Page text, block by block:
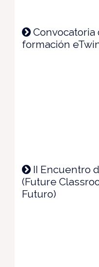
formación
II Encuentro
(Future
Futuro)